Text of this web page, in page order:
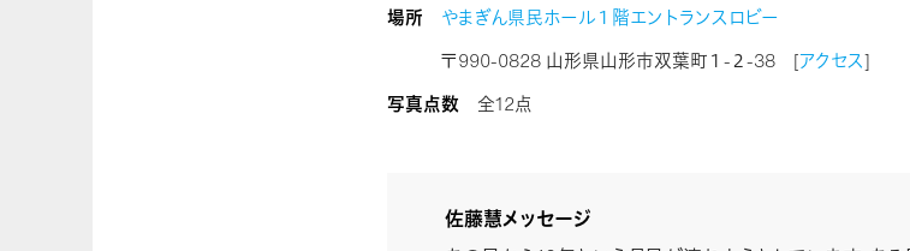
場所 やまぎん県民ホール１階エントランスロビー
〒990-0828 山形県山形市双葉町１-２-38 [アクセス]
写真点数 全12点
佐藤慧メッセージ